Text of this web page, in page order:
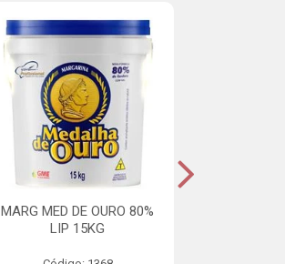
MARG MED DE OURO 80%
LIP 15KG